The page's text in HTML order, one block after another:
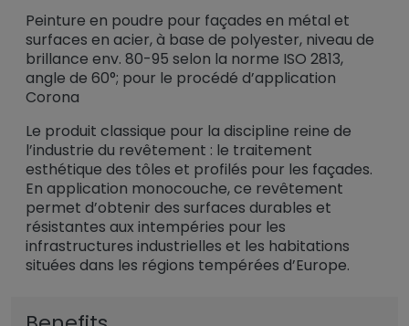
Peinture en poudre pour façades en métal et
surfaces en acier, à base de polyester, niveau de
brillance env. 80-95 selon la norme ISO 2813,
angle de 60°; pour le procédé d’application
Corona
Le produit classique pour la discipline reine de
l’industrie du revêtement : le traitement
esthétique des tôles et profilés pour les façades.
En application monocouche, ce revêtement
permet d’obtenir des surfaces durables et
résistantes aux intempéries pour les
infrastructures industrielles et les habitations
situées dans les régions tempérées d’Europe.